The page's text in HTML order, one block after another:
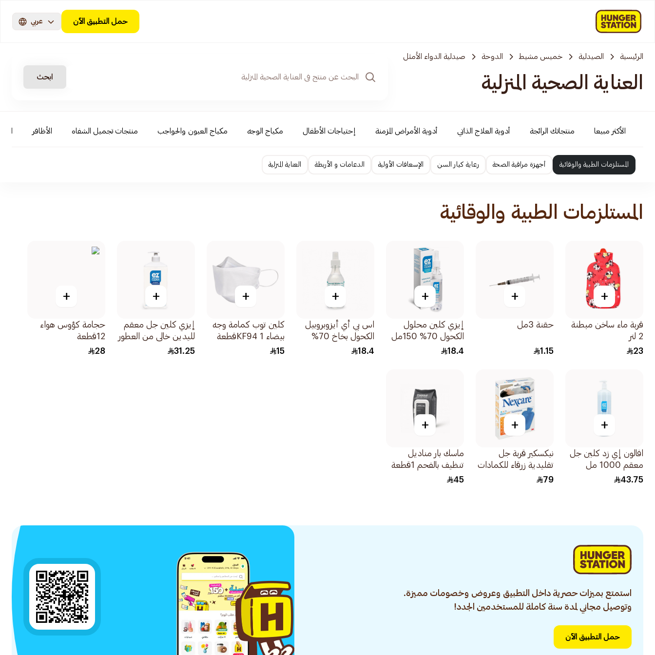
حمل التطبيق الآن عربي
الرئيسية الصيدلية خميس مشيط الدوحة صيدلية الدواء الأمثل
العناية الصحية المنزلية ابحث
الأكثر مبيعا منتجاتك الرائجة أدوية العلاج الذاتي أدوية الأمراض المزمنة إحتياجات الأطفال مكياج الوجه مكياج العيون والحواجب منتجات تجميل الشفاه الأظافر
المستلزمات الطبية والوقائية أجهزة مراقبة الصحة رعاية كبار السن الإسعافات الأولية الدعامات و الأربطة العناية المنزلية
المستلزمات الطبية والوقائية
+
قربة ماء ساخن مبطنة
2 لتر
23
+
حقنة 3مل
1.15
+
إيزي كلين محلول
الكحول 70% 150مل
18.4
+
اس بي أي أيزوبروبيل
الكحول بخاخ 70%
250 مل
18.4
+
كلين توب كمامة وجه
بيضاء KF94 1قطعة
15
+
إيزي كلين جل معقم
لليدين خالي من العطور
500مل
31.25
+
حجامة كؤوس هواء
12قطعة
28
+
افالون إي زد كلين جل
معقم 1000 مل
43.75
+
نيكسكير قربة جل
تقليدية زرقاء للكمادات
الباردة والحارة 1قطعة
79
+
ماسك بار مناديل
تنظيف بالفحم 1قطعة
45
استمتع بميزات حصرية داخل التطبيق وعروض وخصومات مميزة.
وتوصيل مجاني لمدة سنة كاملة للمستخدمين الجدد!
حمل التطبيق الآن